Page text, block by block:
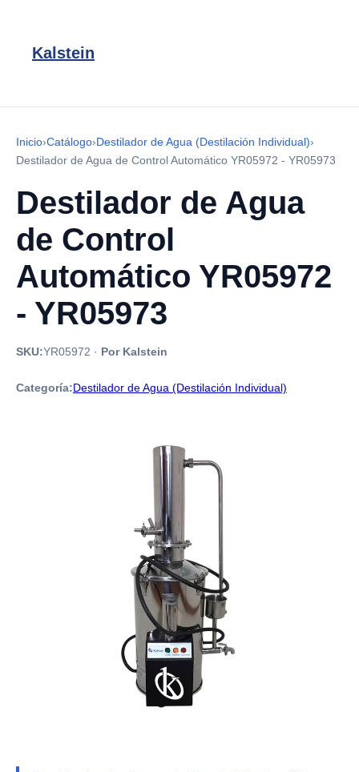
Kalstein
Inicio›Catálogo›Destilador de Agua (Destilación Individual)›
Destilador de Agua de Control Automático YR05972 - YR05973
Destilador de Agua
de Control
Automático YR05972
- YR05973
SKU:YR05972 · Por Kalstein
Categoría:Destilador de Agua (Destilación Individual)